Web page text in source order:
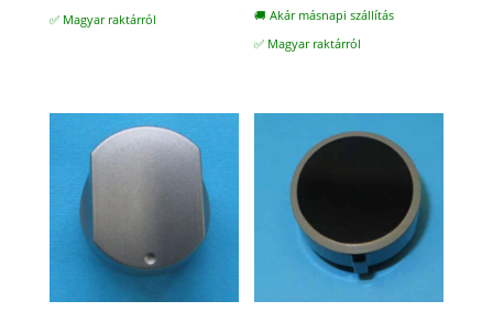
✅ Magyar raktárról
🚚 Akár másnapi szállítás
✅ Magyar raktárról